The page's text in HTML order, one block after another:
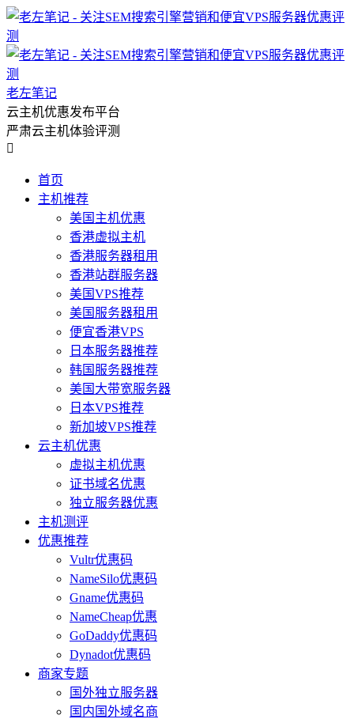
老左笔记
云主机优惠发布平台
严肃云主机体验评测

首页
主机推荐
美国主机优惠
香港虚拟主机
香港服务器租用
香港站群服务器
美国VPS推荐
美国服务器租用
便宜香港VPS
日本服务器推荐
韩国服务器推荐
美国大带宽服务器
日本VPS推荐
新加坡VPS推荐
云主机优惠
虚拟主机优惠
证书域名优惠
独立服务器优惠
主机测评
优惠推荐
Vultr优惠码
NameSilo优惠码
Gname优惠码
NameCheap优惠
GoDaddy优惠码
Dynadot优惠码
商家专题
国外独立服务器
国内国外域名商